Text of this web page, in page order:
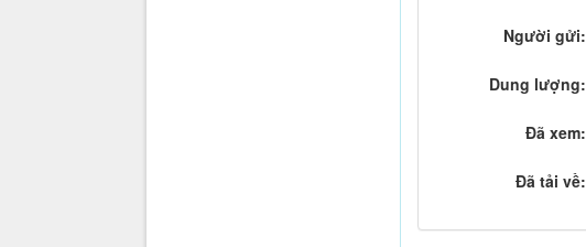
Người gửi:
Dung lượng:
Đã xem:
Đã tải về: